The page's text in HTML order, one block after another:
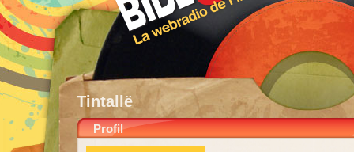
Tintallë
Profil